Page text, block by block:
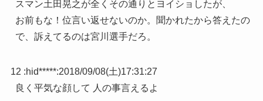
スマン土田晃之が全くその通りとヨイショしたが、
お前もな！位言い返せないのか。聞かれたから答えたの
で、訴えてるのは宮川選手だろ。
12 :hid*****:2018/09/08(土)17:31:27
良く平気な顔して 人の事言えるよ